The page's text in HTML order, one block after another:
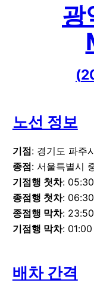
광
(
노선 정보
기점: 경기도 파주
종점: 서울특별시
기점행 첫차: 05:30
종점행 첫차: 06:30
종점행 막차: 23:50
기점행 막차: 01:00
배차 간격